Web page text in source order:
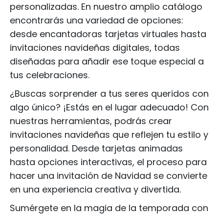
personalizadas. En nuestro amplio catálogo
encontrarás una variedad de opciones:
desde encantadoras tarjetas virtuales hasta
invitaciones navideñas digitales, todas
diseñadas para añadir ese toque especial a
tus celebraciones.
¿Buscas sorprender a tus seres queridos con
algo único? ¡Estás en el lugar adecuado! Con
nuestras herramientas, podrás crear
invitaciones navideñas que reflejen tu estilo y
personalidad. Desde tarjetas animadas
hasta opciones interactivas, el proceso para
hacer una invitación de Navidad se convierte
en una experiencia creativa y divertida.
Sumérgete en la magia de la temporada con